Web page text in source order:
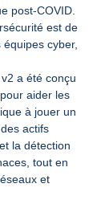
post-COVID.
est de
cyber,
a été conçu
aider les
à jouer un
actifs
la détection
tout en
et